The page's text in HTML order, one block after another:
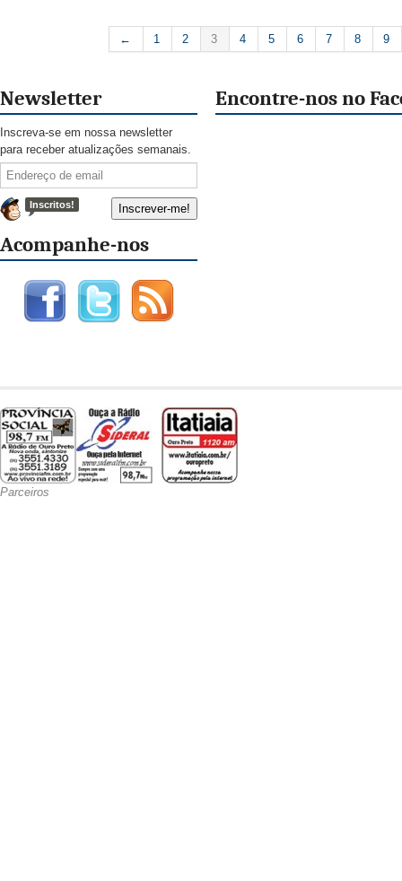
← 1 2 3 4 5 6 7 8 9
Newsletter
Inscreva-se em nossa newsletter
para receber atualizações semanais.
Inscritos!
Acompanhe-nos
Encontre-nos no
Parceiros